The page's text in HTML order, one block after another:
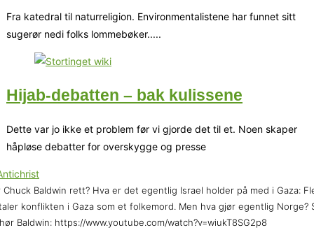
Fra katedral til naturreligion. Environmentalistene har funnet sitt
sugerør nedi folks lommebøker.....
Hijab-debatten – bak kulissene
Dette var jo ikke et problem før vi gjorde det til et. Noen skaper
håpløse debatter for overskygge og presse
Chuck Baldwin rett? Hva er det egentlig Israel holder på med i Gaza:
konflikten i Gaza som et folkemord. Men hva gjør egentlig Norge?
Baldwin: https://www.youtube.com/watch?v=wiukT8SG2p8